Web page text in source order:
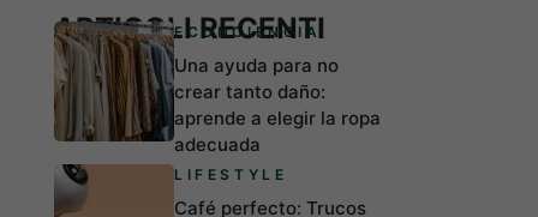
ARTICOLI RECENTI
ECONCIENCIA
Una ayuda para no
crear tanto daño:
aprende a elegir la ropa
adecuada
LIFESTYLE
Café perfecto: Trucos